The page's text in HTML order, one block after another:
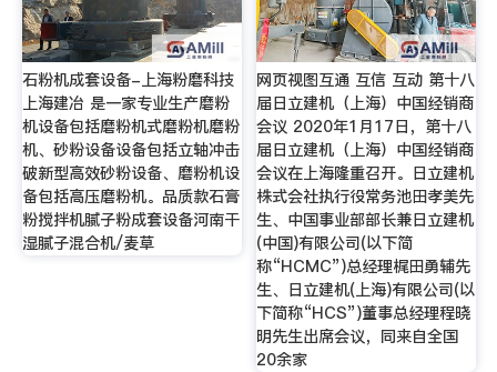
石粉机成套设备-上海粉磨科技
上海建冶 是一家专业生产磨粉
机设备包括磨粉机式磨粉机磨粉
机、砂粉设备设备包括立轴冲击
破新型高效砂粉设备、磨粉机设
备包括高压磨粉机。品质款石膏
粉搅拌机腻子粉成套设备河南干
湿腻子混合机/麦草
网页视图互通 互信 互动 第十八
届日立建机（上海）中国经销商
会议 2020年1月17日，第十八
届日立建机（上海）中国经销商
会议在上海隆重召开。日立建机
株式会社执行役常务池田孝美先
生、中国事业部部长兼日立建机
(中国)有限公司(以下简
称“HCMC”)总经理梶田勇辅先
生、日立建机(上海)有限公司(以
下简称“HCS”)董事总经理程晓
明先生出席会议，同来自全国
20余家